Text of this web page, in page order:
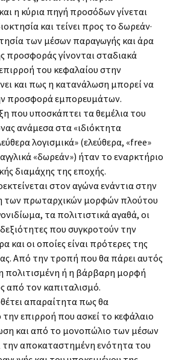
η κύρια πηγή προσόδων γίνεται
και τείνει προς το δωρεάν·
των μέσων παραγωγής και άρα
προσφοράς γίνονται σταδιακά
του κεφαλαίου στην
και πως η κατανάλωση μπορεί να
προσφορά εμπορευμάτων.
που υποσκάπτει τα θεμέλια του
ανάμεσα στα «ιδιόκτητα
λογισμικά» (ελεύθερα, «free»
«δωρεάν») ήταν το εναρκτήριο
διαμάχης της εποχής.
στον αγώνα ενάντια στην
των πρωταρχικών μορφών πλούτου
τα πολιτιστικά αγαθά, οι
δεξιότητες που συγκροτούν την
και οι οποίες είναι πρότερες της
Από την τροπή που θα πάρει αυτός
πολιτισμένη ή η βάρβαρη μορφή
από τον καπιταλισμό.
απαραίτητα πως θα
επιρροή που ασκεί το κεφάλαιο
και από το μονοπώλιο των μέσων
την αποκαταστημένη ενότητα του